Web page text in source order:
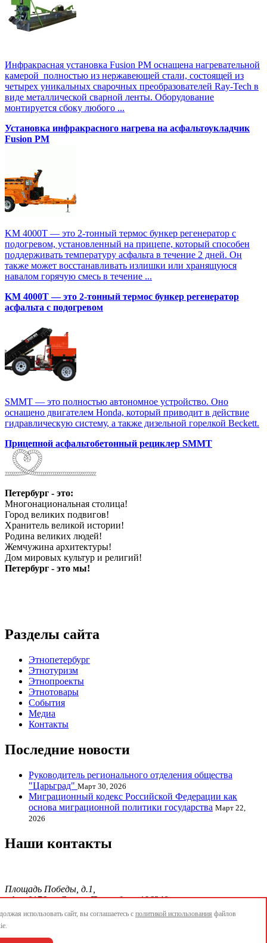
Инфракрасная установка Fusion PM оснащена нагревательной
камерой полностью из нержавеющей стали, состоящей из
четырех уникальных сварочных преобразователей Ray-Tech в
виде металлической сварной ленты. Оборудование
монтируется сбоку любого ...
Установка инфракрасного нагрева на асфальтоукладчик
Fusion PM
KM 4000T — это 2-тонный термос бункер регенератор с
подогревом, установленный на прицепе, который способен
поддерживать температуру асфальта в течение 2 дней. Он
также может восстанавливать излишки или хранящуюся
навалом горячую смесь в течение ...
KM 4000T — это 2-тонный термос бункер регенератор
асфальта с подогревом
SMMT — это полностью автономное устройство. Оно
оснащено двигателем Honda, который приводит в действие
гидравлическую систему, а также дизельной горелкой Beckett.
Прицепной асфальтобетонный рециклер SMMT
Петербург - это:
Многонациональная столица!
Город великих подвигов!
Хранитель великой истории!
Родина великих людей!
Жемчужина архитектуры!
Дом мировых культур и религий!
Петербург - это мы!
Разделы сайта
Этнопетербург
Этнотуризм
Этнопроекты
Этнотовары
События
Медиа
Контакты
Последние новости
Руководитель регионального отделения общества
"Царьград" Март 30, 2026
Миграционный кодекс Российской Федерации как
основа миграционной политики государства Март 22,
2026
Наши контакты
Площадь Победы, д.1,
офис 0176, г. Санкт-Петербург, 196240
тел./факс.:+7 904 856-09-12;
использовать сайт, вы соглашаетесь с политикой использования файлов